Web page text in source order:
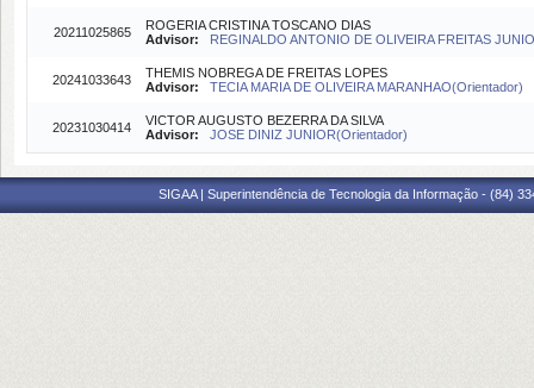
20211025865
ROGERIA CRISTINA TOSCANO DIAS
Advisor:
REGINALDO ANTONIO DE OLIVEIRA FREITAS
20241033643
THEMIS NOBREGA DE FREITAS LOPES
Advisor:
TECIA MARIA DE OLIVEIRA MARANHAO(Orientador)
20231030414
VICTOR AUGUSTO BEZERRA DA SILVA
Advisor:
JOSE DINIZ JUNIOR(Orientador)
SIGAA | Superintendência de Tecnologia da Informação - (84)